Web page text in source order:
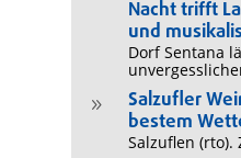
Nacht trifft
und
Dorf Sentana
9
Salzufler
bestem
Salzuflen (rto).